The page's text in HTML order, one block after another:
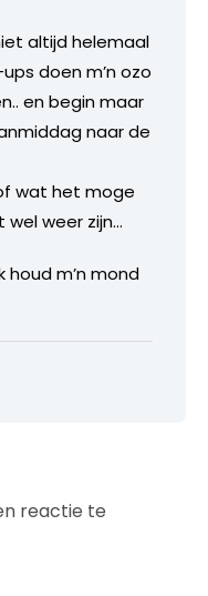
altijd helemaal
doen m’n ozo
en begin maar
naar de
wat het moge
wel weer zijn…
houd m’n mond
reactie te